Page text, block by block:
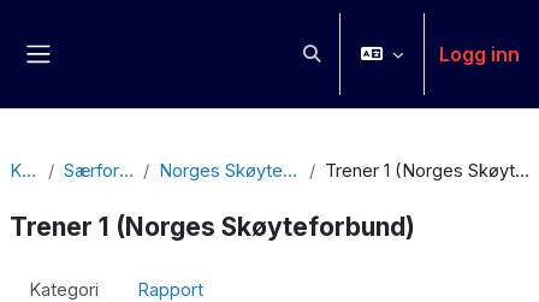
Veksle inndata for søkLogg inn
Kurs Særforbund Norges Skøyteforbund Trener 1 (Norges Skøyteforbund)
Trener 1 (Norges Skøyteforbund)
Kategori Rapport